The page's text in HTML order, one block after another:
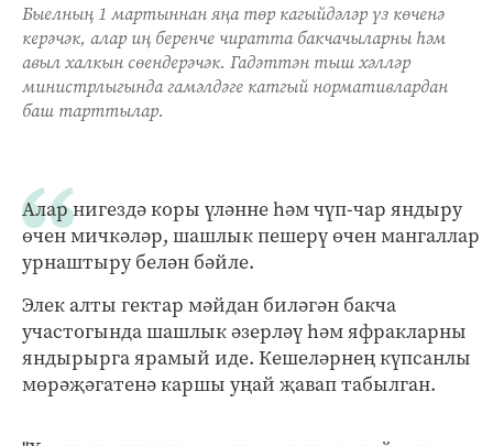
Быелның 1 мартыннан яңа төр кагыйдәләр үз көченә
керәчәк, алар иң беренче чиратта бакчачыларны һәм
авыл халкын сөендерәчәк. Гадәттән тыш хәлләр
министрлыгында гамәлдәге катгый нормативлардан
баш тарттылар.
Алар нигездә коры үләнне һәм чүп-чар яндыру
өчен мичкәләр, шашлык пешерү өчен мангаллар
урнаштыру белән бәйле.
Элек алты гектар мәйдан биләгән бакча
участогында шашлык әзерләү һәм яфракларны
яндырырга ярамый иде. Кешеләрнең күпсанлы
мөрәҗәгатенә каршы уңай җавап табылган.